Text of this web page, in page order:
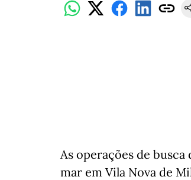
As operações de
mar em Vila Nova de